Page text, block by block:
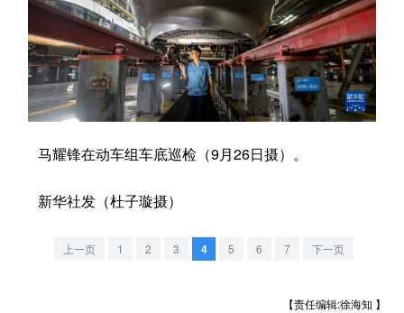
法律 中央文件 金融 汽车
食品 人居 信息化 数字经济
学术中国 乡村振兴 银龄 溯源中国
文化产业
马耀锋在动车组车底巡检（9月26日摄）。
新华社发（杜子璇摄）
上一页 1 2 3 4 5 6 7 下一页
【责任编辑:徐海知 】